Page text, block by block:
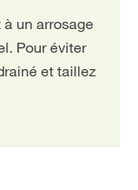
un arrosage
Pour éviter
et taillez